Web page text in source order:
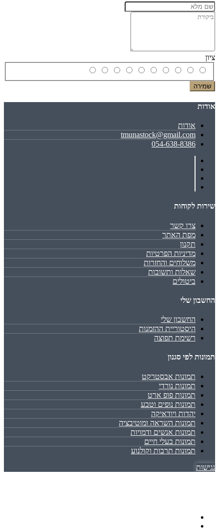
ציון
שמירה
אודות
אודות
tmunastock@gmail.com
054-638-8386
שירות לקוחות
צרו קשר
מפת האתר
תקנון
מדיניות הפרטיות
משלוחים והחזרות
שאלות ותשובות
ביטולים
החשבון שלי
החשבון שלי
היסטוריית ההזמנות
רשימת תפוצה
תמונות לפי סגנון
תמונות אבסטרקט
תמונות נורדי
תמונות פופ ארט
תמונות נופים וטבע
יהדות ויודאיקה
תמונות השראה ומוטיבציה
תמונות אנשים ודמויות
תמונות בעלי חיים
תמונות תרבות וקולנוע
נגישות